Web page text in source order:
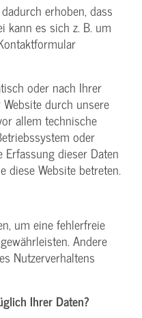
erhoben, dass
kann es sich z. B. um
oder nach Ihrer
durch unsere
allem technische
oder
Erfassung dieser Daten
diese Website betreten.
um eine fehlerfreie
Andere
Nutzerverhaltens
Ihrer Daten?